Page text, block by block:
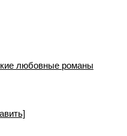
любовные романы